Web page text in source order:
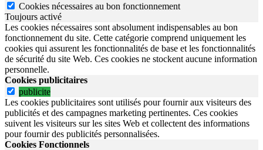
Cookies nécessaires au bon fonctionnement
Toujours activé
Les cookies nécessaires sont absolument indispensables au bon
fonctionnement du site. Cette catégorie comprend uniquement les
cookies qui assurent les fonctionnalités de base et les fonctionnalités
de sécurité du site Web. Ces cookies ne stockent aucune information
personnelle.
Cookies publicitaires
publicite
Les cookies publicitaires sont utilisés pour fournir aux visiteurs des
publicités et des campagnes marketing pertinentes. Ces cookies
suivent les visiteurs sur les sites Web et collectent des informations
pour fournir des publicités personnalisées.
Cookies Fonctionnels